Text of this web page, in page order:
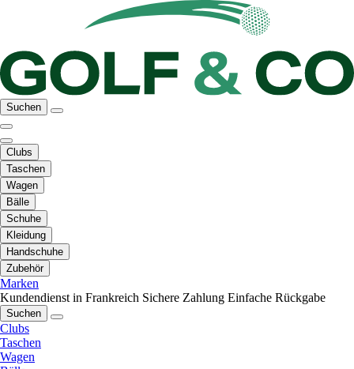
Suchen
Clubs
Taschen
Wagen
Bälle
Schuhe
Kleidung
Handschuhe
Zubehör
Marken
Kundendienst in Frankreich Sichere Zahlung Einfache Rückgabe
Suchen
Clubs
Taschen
Wagen